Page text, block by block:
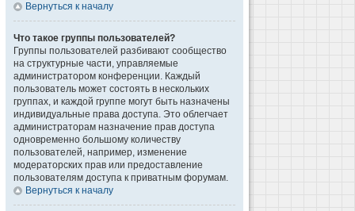
Вернуться к началу
Что такое группы пользователей?
Группы пользователей разбивают сообщество
на структурные части, управляемые
администратором конференции. Каждый
пользователь может состоять в нескольких
группах, и каждой группе могут быть назначены
индивидуальные права доступа. Это облегчает
администраторам назначение прав доступа
одновременно большому количеству
пользователей, например, изменение
модераторских прав или предоставление
пользователям доступа к приватным форумам.
Вернуться к началу